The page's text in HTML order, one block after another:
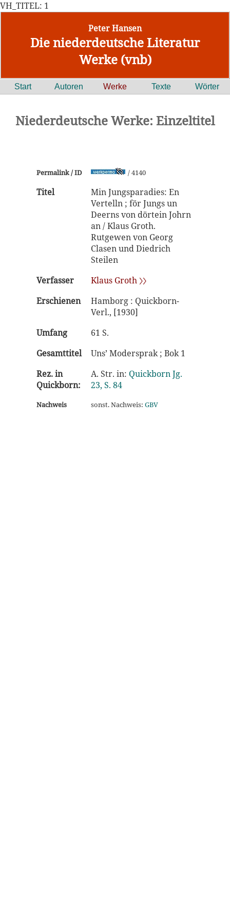
VH_TITEL: 1
Peter Hansen
Die niederdeutsche Literatur
Werke (vnb)
Start Autoren Werke Texte Wörter
Niederdeutsche Werke: Einzeltitel
Permalink / ID / 4140
Titel
Min Jungsparadies: En
Vertelln ; för Jungs un
Deerns von dörtein Johrn
an / Klaus Groth.
Rutgewen von Georg
Clasen und Diedrich
Steilen
Verfasser
Klaus Groth 〉〉
Erschienen
Hamborg : Quickborn-
Verl., [1930]
Umfang
61 S.
Gesamttitel
Uns’ Modersprak ; Bok 1
Rez. in
Quickborn:
A. Str. in: Quickborn Jg.
23, S. 84
Nachweis sonst. Nachweis: GBV